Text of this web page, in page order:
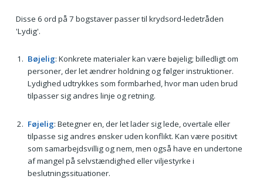
Disse 6 ord på 7 bogstaver passer til krydsord-ledetråden
'Lydig'.
Bøjelig: Konkrete materialer kan være bøjelig; billedligt om
personer, der let ændrer holdning og følger instruktioner.
Lydighed udtrykkes som formbarhed, hvor man uden brud
tilpasser sig andres linje og retning.
Føjelig: Betegner en, der let lader sig lede, overtale eller
tilpasse sig andres ønsker uden konflikt. Kan være positivt
som samarbejdsvillig og nem, men også have en undertone
af mangel på selvstændighed eller viljestyrke i
beslutningssituationer.